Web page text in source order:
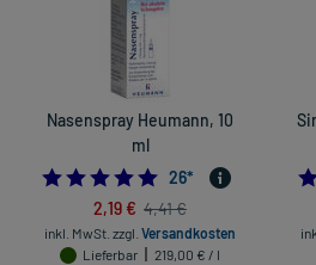
Nasenspray Heumann, 10
ml
4.8076923076923075
26*
2,19 € 4,41 €
inkl. MwSt. zzgl. Versandkosten
Lieferbar
219,00 € / l